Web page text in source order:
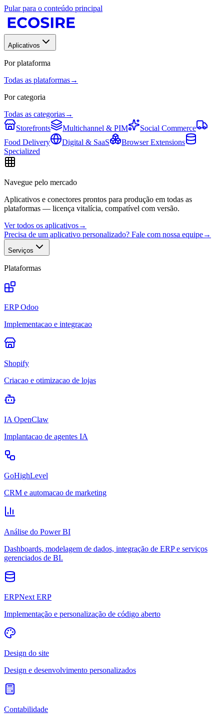
Pular para o conteúdo principal
Aplicativos
Por plataforma
Todas as plataformas→
Por categoria
Todas as categorias→
Storefronts
Multichannel & PIM
Social Commerce
Food Delivery
Digital & SaaS
Browser Extensions
Specialized
Navegue pelo mercado
Aplicativos e conectores prontos para produção em todas as
plataformas — licença vitalícia, compatível com versão.
Ver todos os aplicativos→
Precisa de um aplicativo personalizado? Fale com nossa equipe→
Serviços
Plataformas
ERP Odoo
Implementacao e integracao
Shopify
Criacao e otimizacao de lojas
IA OpenClaw
Implantacao de agentes IA
GoHighLevel
CRM e automacao de marketing
Análise do Power BI
Dashboards, modelagem de dados, integração de ERP e serviços
gerenciados de BI.
ERPNext ERP
Implementação e personalização de código aberto
Design do site
Design e desenvolvimento personalizados
Contabilidade